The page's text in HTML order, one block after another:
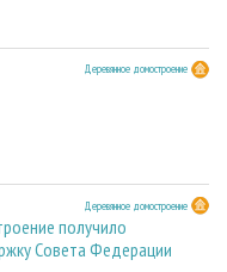
Деревянное домостроение
Деревянное домостроение
получило
Совета Федерации